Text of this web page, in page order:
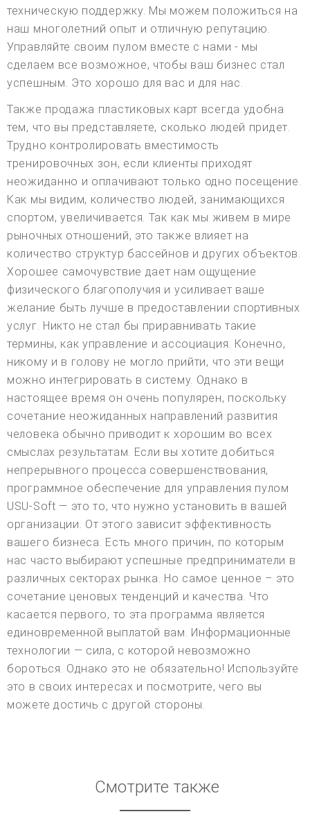
техническую поддержку. Мы можем положиться на
наш многолетний опыт и отличную репутацию.
Управляйте своим пулом вместе с нами - мы
сделаем все возможное, чтобы ваш бизнес стал
успешным. Это хорошо для вас и для нас.
Также продажа пластиковых карт всегда удобна
тем, что вы представляете, сколько людей придет.
Трудно контролировать вместимость
тренировочных зон, если клиенты приходят
неожиданно и оплачивают только одно посещение.
Как мы видим, количество людей, занимающихся
спортом, увеличивается. Так как мы живем в мире
рыночных отношений, это также влияет на
количество структур бассейнов и других объектов.
Хорошее самочувствие дает нам ощущение
физического благополучия и усиливает ваше
желание быть лучше в предоставлении спортивных
услуг. Никто не стал бы приравнивать такие
термины, как управление и ассоциация. Конечно,
никому и в голову не могло прийти, что эти вещи
можно интегрировать в систему. Однако в
настоящее время он очень популярен, поскольку
сочетание неожиданных направлений развития
человека обычно приводит к хорошим во всех
смыслах результатам. Если вы хотите добиться
непрерывного процесса совершенствования,
программное обеспечение для управления пулом
USU-Soft — это то, что нужно установить в вашей
организации. От этого зависит эффективность
вашего бизнеса. Есть много причин, по которым
нас часто выбирают успешные предприниматели в
различных секторах рынка. Но самое ценное – это
сочетание ценовых тенденций и качества. Что
касается первого, то эта программа является
единовременной выплатой вам. Информационные
технологии — сила, с которой невозможно
бороться. Однако это не обязательно! Используйте
это в своих интересах и посмотрите, чего вы
можете достичь с другой стороны.
Смотрите также